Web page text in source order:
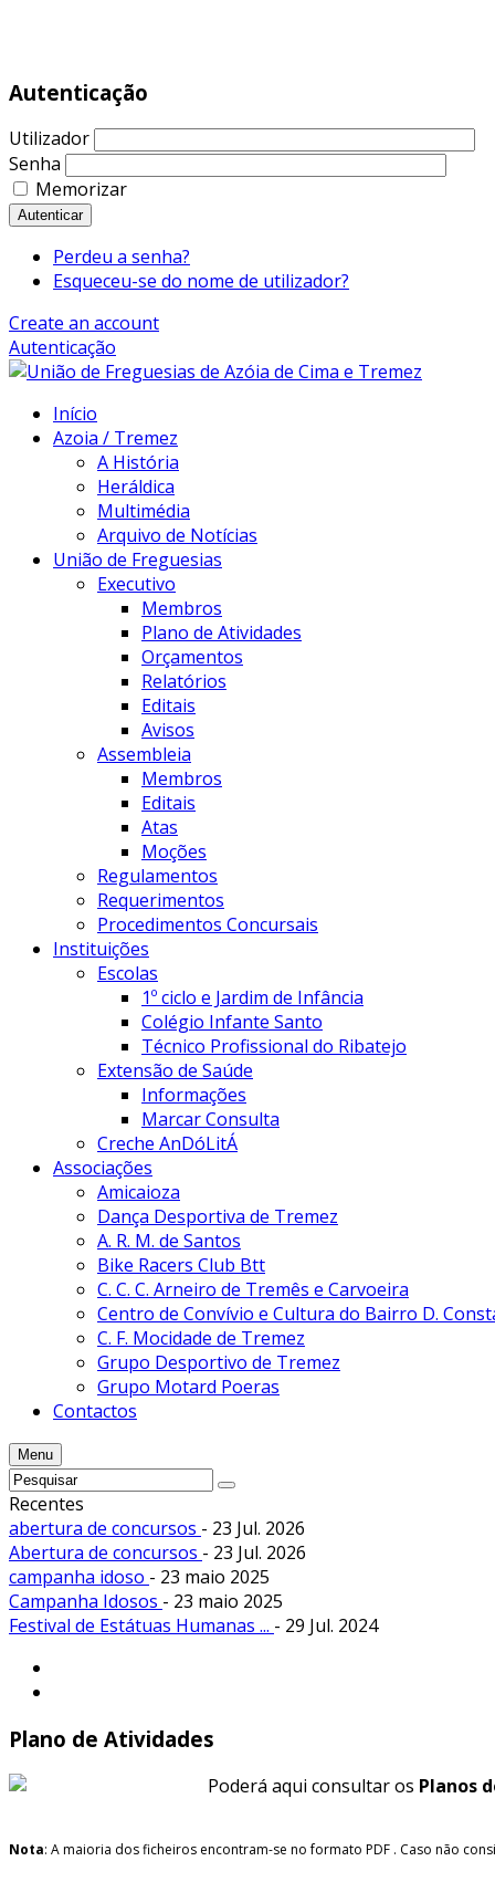
Autenticação
Utilizador
Senha
Memorizar
Autenticar
Perdeu a senha?
Esqueceu-se do nome de utilizador?
Create an account
Autenticação
Início
Azoia / Tremez
A História
Heráldica
Multimédia
Arquivo de Notícias
União de Freguesias
Executivo
Membros
Plano de Atividades
Orçamentos
Relatórios
Editais
Avisos
Assembleia
Membros
Editais
Atas
Moções
Regulamentos
Requerimentos
Procedimentos Concursais
Instituições
Escolas
1º ciclo e Jardim de Infância
Colégio Infante Santo
Técnico Profissional do Ribatejo
Extensão de Saúde
Informações
Marcar Consulta
Creche AnDóLitÁ
Associações
Amicaioza
Dança Desportiva de Tremez
A. R. M. de Santos
Bike Racers Club Btt
C. C. C. Arneiro de Tremês e Carvoeira
Centro de Convívio e Cultura do Bairro D.
C. F. Mocidade de Tremez
Grupo Desportivo de Tremez
Grupo Motard Poeras
Contactos
Menu
Recentes
abertura de concursos - 23 Jul. 2026
Abertura de concursos - 23 Jul. 2026
campanha idoso - 23 maio 2025
Campanha Idosos - 23 maio 2025
Festival de Estátuas Humanas ... - 29 Jul. 2024
Plano de Atividades
Poderá aqui consultar os Planos
Nota: A maioria dos ficheiros encontram-se no formato PDF . Caso não